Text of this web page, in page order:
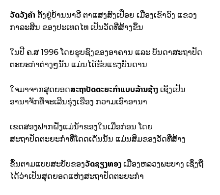
ວັດວັງຄຳ ຕັ້ງຢູ່ບ້ານນາວີ ຕາແສງສົງເປືອຍ ເມືອງເຂົາວົງ ແຂວງ
ກາລະສິນ ຂອງປະເທດໄທ ເປັນວັດທີ່ສ້າງຂຶ້ນ
ໃນປີ ຄ.ສ 1996 ໂດຍຮູບຊົງຂອງອາຄານ ແລະ ບັນດາສະຖາປັດ
ຕະຍະກຳຕ່າງໆນັ້ນ ແມ່ນໄດ້ຮັບແຮງບັນດານ
ໃຈມາຈາກສຸດຍອດສະຖາປັດຕະຍະກຳແບບລ້ານຊ້າງ ເຊິ່ງເປັນ
ອານາຈັກທີ່ຈະເລີນຮຸ່ງເຮືອງ ກວາມເອົາອານາ
ເຂດສອງຟາກຝັ່ງແມ່ນ້ຳຂອງໃນເມື່ອກ່ອນ ໂດຍ
ສະຖາປັດຕະຍະກຳທີ່ໂດດເດັ່ນນັ້ນ ແມ່ນສິມຂອງວັດທີ່ສ້າງ
ຂຶ້ນຕາມແບບສະບັບຂອງວັດຊຽງທອງ ເມືອງຫລວງພະບາງ ເຊິ່ງຖື
ໄດ້ວ່າເປັນສຸດຍອດແຫ່ງສະຖາປັດຕະຍະກຳ